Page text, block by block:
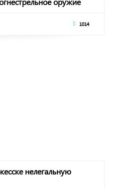
1014
нелегальную